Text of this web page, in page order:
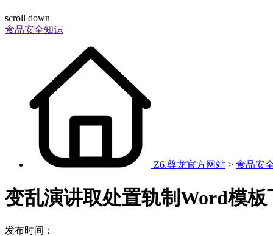
scroll down
食品安全知识
Z6.尊龙官方网站 > 食品安
变乱演讲取处置轨制Word模板
发布时间：